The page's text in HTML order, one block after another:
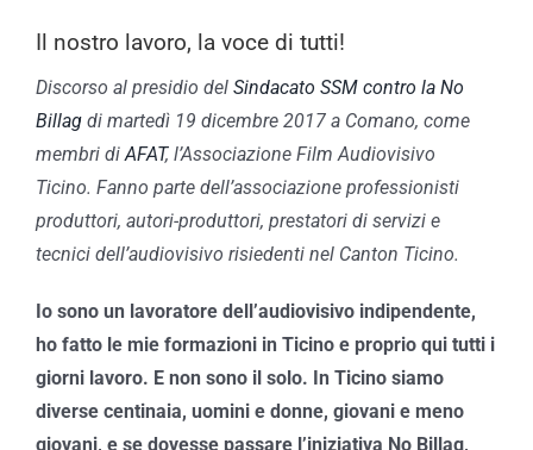
Il nostro lavoro, la voce di tutti!
Discorso al presidio del Sindacato SSM contro la No
Billag di martedì 19 dicembre 2017 a Comano, come
membri di AFAT, l’Associazione Film Audiovisivo
Ticino. Fanno parte dell’associazione professionisti
produttori, autori-produttori, prestatori di servizi e
tecnici dell’audiovisivo risiedenti nel Canton Ticino.
Io sono un lavoratore dell’audiovisivo indipendente,
ho fatto le mie formazioni in Ticino e proprio qui tutti i
giorni lavoro. E non sono il solo. In Ticino siamo
diverse centinaia, uomini e donne, giovani e meno
giovani, e se dovesse passare l’iniziativa No Billag,